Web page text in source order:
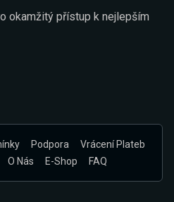
okamžitý přístup k nejlepším
Podpora
Vrácení Plateb
O Nás E-Shop FAQ